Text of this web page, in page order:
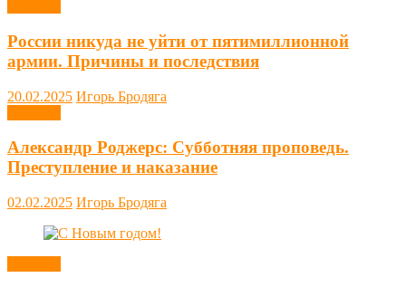
России никуда не уйти от пятимиллионной
армии. Причины и последствия
20.02.2025 Игорь Бродяга
Александр Роджерс: Субботняя проповедь.
Преступление и наказание
02.02.2025 Игорь Бродяга